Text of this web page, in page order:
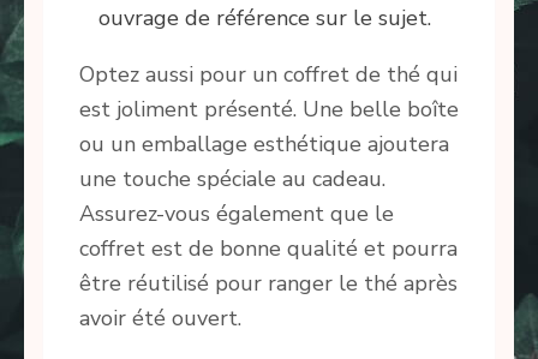
ouvrage de référence sur le sujet.
Optez aussi pour un coffret de thé qui
est joliment présenté. Une belle boîte
ou un emballage esthétique ajoutera
une touche spéciale au cadeau.
Assurez-vous également que le
coffret est de bonne qualité et pourra
être réutilisé pour ranger le thé après
avoir été ouvert.